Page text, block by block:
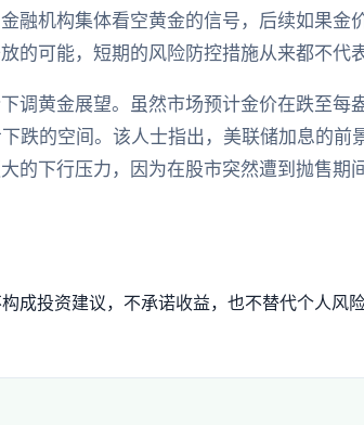
融机构集体看空黄金的信号，后续如果金
的可能，短期的风险防控措施从来都不代
调黄金展望。虽然市场预计金价在跌至每
跌的空间。该人士指出，美联储加息的
的下行压力，因为在股市突然遭到抛售期
成投资建议，不承诺收益，也不替代个人风险